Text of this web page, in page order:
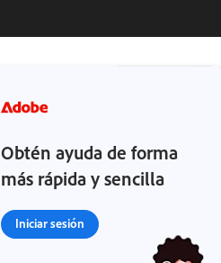
Obtén ayuda de forma
más rápida y sencilla
Iniciar sesión